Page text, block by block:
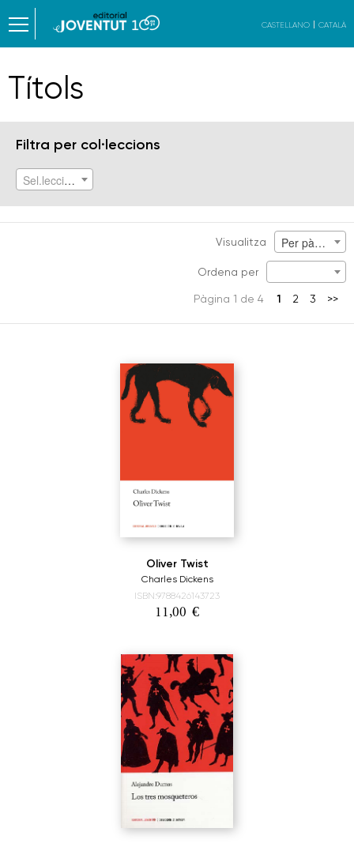
CASTELLANO CATALÀ
Títols
Filtra per col·leccions
Sel.lecciona col.lecció
Visualitza Per pàgina
Ordena per
Pàgina 1 de 4 1 2 3 >>
Oliver Twist
Charles Dickens
ISBN:9788426143723
11,00 €